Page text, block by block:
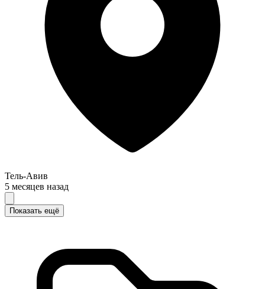
Тель-Авив
5 месяцев назад
Показать ещё